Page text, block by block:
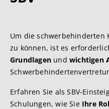
Um die schwerbehinderten
zu können, ist es
Grundlagen und wichtigen
Erfahren Sie als SBV-
Schulungen, wie Sie Ihre